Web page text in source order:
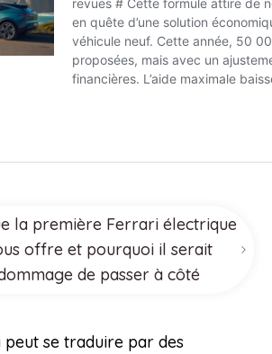
la première Ferrari électrique
offre et pourquoi il serait
de passer à côté
peut se traduire par des